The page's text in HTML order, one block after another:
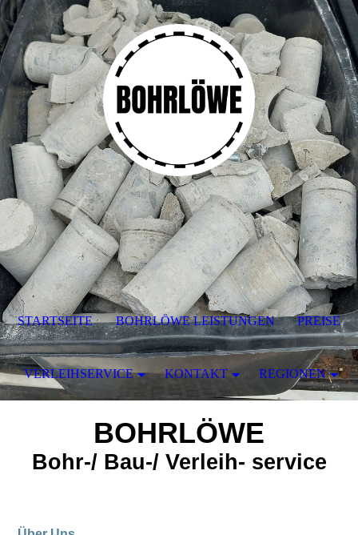
BOHRLÖWE
Bohr-/ Bau-/ Verleih- service
STARTSEITE BOHRLÖWE LEISTUNGEN PREISE
VERLEIHSERVICE KONTAKT REGIONEN